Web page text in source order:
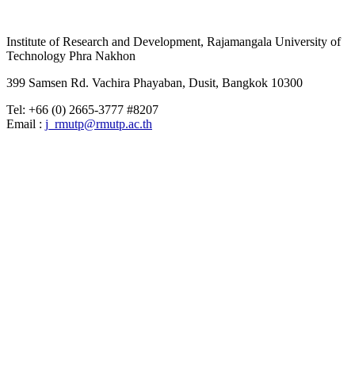
Institute of Research and Development, Rajamangala University of
Technology Phra Nakhon
399 Samsen Rd. Vachira Phayaban, Dusit, Bangkok 10300
Tel: +66 (0) 2665-3777 #8207
Email : j_rmutp@rmutp.ac.th